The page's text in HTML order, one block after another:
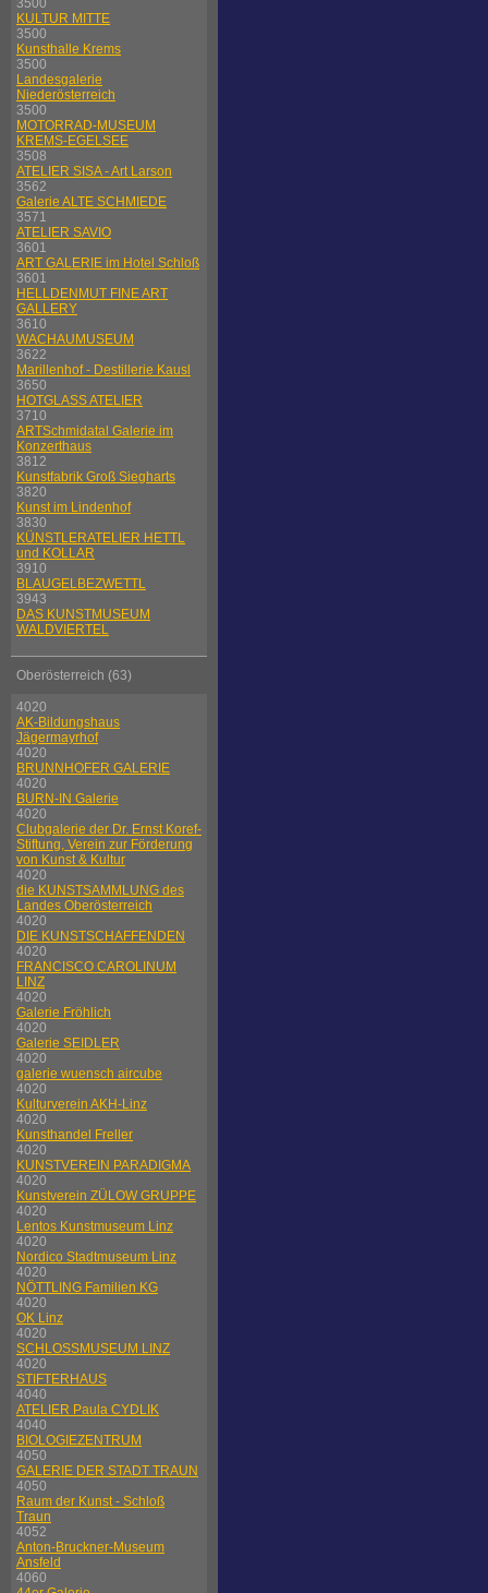
3500
KULTUR MITTE
3500
Kunsthalle Krems
3500
Landesgalerie
Niederösterreich
3500
MOTORRAD-MUSEUM
KREMS-EGELSEE
3508
ATELIER SISA - Art Larson
3562
Galerie ALTE SCHMIEDE
3571
ATELIER SAVIO
3601
ART GALERIE im Hotel Schloß
3601
HELLDENMUT FINE ART
GALLERY
3610
WACHAUMUSEUM
3622
Marillenhof - Destillerie Kausl
3650
HOTGLASS ATELIER
3710
ARTSchmidatal Galerie im
Konzerthaus
3812
Kunstfabrik Groß Siegharts
3820
Kunst im Lindenhof
3830
KÜNSTLERATELIER HETTL
und KOLLAR
3910
BLAUGELBEZWETTL
3943
DAS KUNSTMUSEUM
WALDVIERTEL
Oberösterreich (63)
4020
AK-Bildungshaus
Jägermayrhof
4020
BRUNNHOFER GALERIE
4020
BURN-IN Galerie
4020
Clubgalerie der Dr. Ernst Koref-
Stiftung, Verein zur Förderung
von Kunst & Kultur
4020
die KUNSTSAMMLUNG des
Landes Oberösterreich
4020
DIE KUNSTSCHAFFENDEN
4020
FRANCISCO CAROLINUM
LINZ
4020
Galerie Fröhlich
4020
Galerie SEIDLER
4020
galerie wuensch aircube
4020
Kulturverein AKH-Linz
4020
Kunsthandel Freller
4020
KUNSTVEREIN PARADIGMA
4020
Kunstverein ZÜLOW GRUPPE
4020
Lentos Kunstmuseum Linz
4020
Nordico Stadtmuseum Linz
4020
NÖTTLING Familien KG
4020
OK Linz
4020
SCHLOSSMUSEUM LINZ
4020
STIFTERHAUS
4040
ATELIER Paula CYDLIK
4040
BIOLOGIEZENTRUM
4050
GALERIE DER STADT TRAUN
4050
Raum der Kunst - Schloß
Traun
4052
Anton-Bruckner-Museum
Ansfeld
4060